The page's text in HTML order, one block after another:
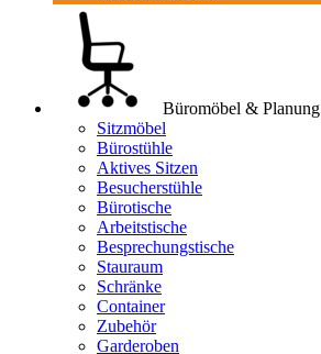
Büromöbel & Planung
Sitzmöbel
Bürostühle
Aktives Sitzen
Besucherstühle
Bürotische
Arbeitstische
Besprechungstische
Stauraum
Schränke
Container
Zubehör
Garderoben